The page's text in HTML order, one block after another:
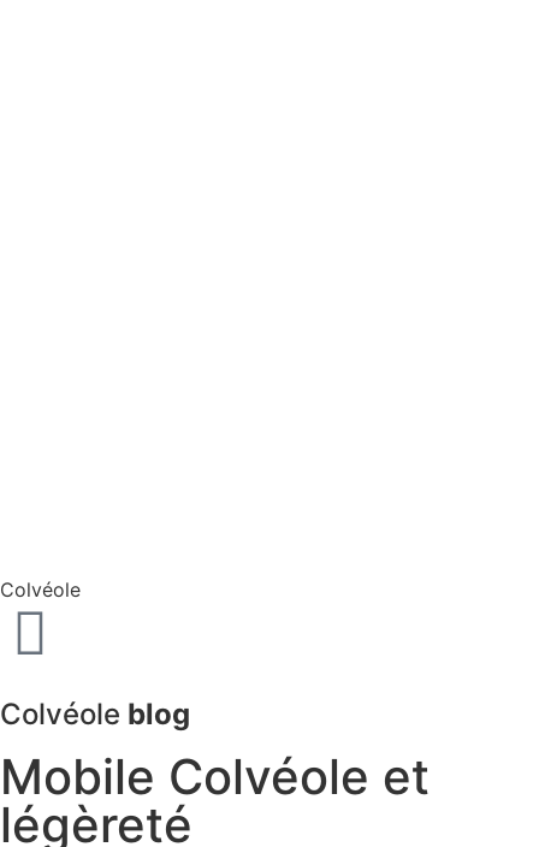
Colvéole
Colvéole blog
Mobile Colvéole et
légèreté